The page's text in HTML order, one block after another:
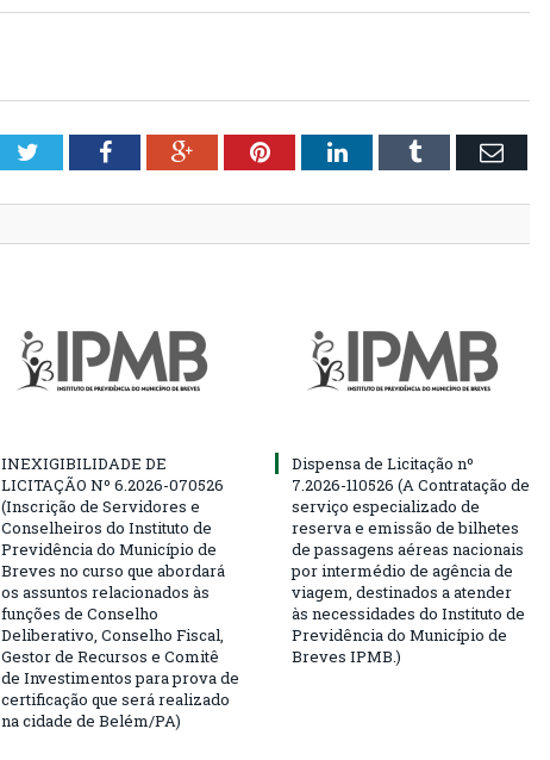
TwitterFacebookGoogle+PinterestLinkedInTumblr Email
INEXIGIBILIDADE DE
LICITAÇÃO Nº 6.2026-070526
(Inscrição de Servidores e
Conselheiros do Instituto de
Previdência do Município de
Breves no curso que abordará
os assuntos relacionados às
funções de Conselho
Deliberativo, Conselho Fiscal,
Gestor de Recursos e Comitê
de Investimentos para prova de
certificação que será realizado
na cidade de Belém/PA)
Dispensa de Licitação nº
7.2026-110526 (A Contratação de
serviço especializado de
reserva e emissão de bilhetes
de passagens aéreas nacionais
por intermédio de agência de
viagem, destinados a atender
às necessidades do Instituto de
Previdência do Município de
Breves IPMB.)